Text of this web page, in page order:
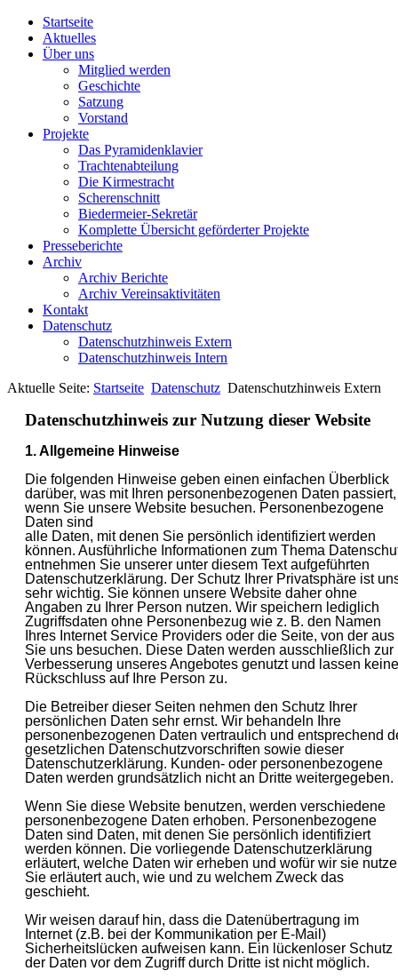
Startseite
Aktuelles
Über uns
Mitglied werden
Geschichte
Satzung
Vorstand
Projekte
Das Pyramidenklavier
Trachtenabteilung
Die Kirmestracht
Scherenschnitt
Biedermeier-Sekretär
Komplette Übersicht geförderter Projekte
Presseberichte
Archiv
Archiv Berichte
Archiv Vereinsaktivitäten
Kontakt
Datenschutz
Datenschutzhinweis Extern
Datenschutzhinweis Intern
Aktuelle Seite: Startseite Datenschutz Datenschutzhinweis Extern
Datenschutzhinweis zur Nutzung dieser Website
1. Allgemeine Hinweise
Die folgenden Hinweise geben einen einfachen Überblick
darüber, was mit Ihren personenbezogenen Daten passiert,
wenn Sie unsere Website besuchen. Personenbezogene
Daten sind
alle Daten, mit denen Sie persönlich identifiziert werden
können. Ausführliche Informationen zum Thema
entnehmen Sie unserer unter diesem Text aufgeführten
Datenschutzerklärung. Der Schutz Ihrer Privatsphäre ist
sehr wichtig. Sie können unsere Website daher ohne
Angaben zu Ihrer Person nutzen. Wir speichern lediglich
Zugriffsdaten ohne Personenbezug wie z. B. den Namen
Ihres Internet Service Providers oder die Seite, von der aus
Sie uns besuchen. Diese Daten werden ausschließlich zur
Verbesserung unseres Angebotes genutzt und lassen
Rückschluss auf Ihre Person zu.
Die Betreiber dieser Seiten nehmen den Schutz Ihrer
persönlichen Daten sehr ernst. Wir behandeln Ihre
personenbezogenen Daten vertraulich und entsprechend
gesetzlichen Datenschutzvorschriften sowie dieser
Datenschutzerklärung. Kunden- oder personenbezogene
Daten werden grundsätzlich nicht an Dritte weitergegeben.
Wenn Sie diese Website benutzen, werden verschiedene
personenbezogene Daten erhoben. Personenbezogene
Daten sind Daten, mit denen Sie persönlich identifiziert
werden können. Die vorliegende Datenschutzerklärung
erläutert, welche Daten wir erheben und wofür wir sie
Sie erläutert auch, wie und zu welchem Zweck das
geschieht.
Wir weisen darauf hin, dass die Datenübertragung im
Internet (z.B. bei der Kommunikation per E-Mail)
Sicherheitslücken aufweisen kann. Ein lückenloser Schutz
der Daten vor dem Zugriff durch Dritte ist nicht möglich.